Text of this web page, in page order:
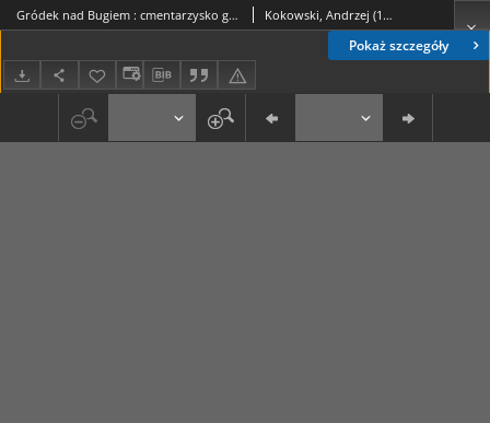
Pokaż szczegóły
Gródek nad Bugiem : cmentarzysko grupy masłomęckiej. Cz. 1 Kokowski, Andrzej (1953-)